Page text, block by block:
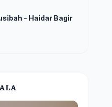
- Haidar Bagir